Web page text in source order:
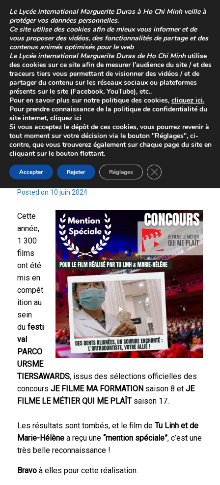
content
Daily Archives:10 juin 2024
Je filme le métier qui me
plaît
Posted on 10 juin 2024
Cette
année,
1 300
films
ont été
mis en
compét
ition au
sein
du festi
val
PARCO
URSME
TIERSAWARDS, issus des sélections officielles des
concours JE FILME MA FORMATION saison 8 et JE
FILME LE MÉTIER QUI ME PLAÎTsaison 17.
Les résultats sont tombés, et le film de Tu Linh et de
Marie-Hélène a reçu une “mention spéciale”, c’est une
très belle reconnaissance !
Bravo à elles pour cette réalisation.
Le Lycée international Marguerite Duras à Ho Chi Minhveille à
protéger vos données personnelles.
Ce site utilise des cookies afin de mieux vous informer et de
vous proposer des vidéos, des fonctionnalités de partage et des
contenus animés optimisés pour le web
Le Lycée international Marguerite Duras de Ho Chi Minhutilise
des cookies sur ce site afin de mesurer l’audience du site / et des
traceurs tiers vous permettant de visionner des vidéos / et de
partager du contenu sur les réseaux sociaux ou plateformes
présents sur le site (Facebook, YouTube), etc..
Pour en savoir plus sur notre politique des cookies, cliquez ici.
Pour prendre connaissance de la politique de confidentialité du
site internet, cliquez ici
Si vous acceptez le dépôt de ces cookies, vous pourrez revenir à
tout moment sur votre décision via le bouton "Réglages", ci-
contre, que vous trouverez également sur chaque page du site en
cliquant sur le bouton flottant.
Accepter Rejeter Réglages Close GDPR Cookie